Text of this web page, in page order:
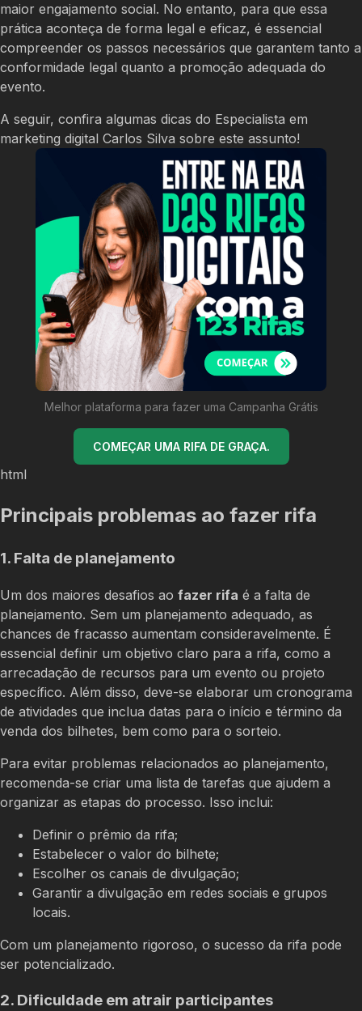
maior engajamento social. No entanto, para que essa
prática aconteça de forma legal e eficaz, é essencial
compreender os passos necessários que garantem tanto a
conformidade legal quanto a promoção adequada do
evento.
A seguir, confira algumas dicas do Especialista em
marketing digital Carlos Silva sobre este assunto!
Melhor plataforma para fazer uma Campanha Grátis
COMEÇAR UMA RIFA DE GRAÇA.
html
Principais problemas ao fazer rifa
1. Falta de planejamento
Um dos maiores desafios ao fazer rifa é a falta de
planejamento. Sem um planejamento adequado, as
chances de fracasso aumentam consideravelmente. É
essencial definir um objetivo claro para a rifa, como a
arrecadação de recursos para um evento ou projeto
específico. Além disso, deve-se elaborar um cronograma
de atividades que inclua datas para o início e término da
venda dos bilhetes, bem como para o sorteio.
Para evitar problemas relacionados ao planejamento,
recomenda-se criar uma lista de tarefas que ajudem a
organizar as etapas do processo. Isso inclui:
Definir o prêmio da rifa;
Estabelecer o valor do bilhete;
Escolher os canais de divulgação;
Garantir a divulgação em redes sociais e grupos
locais.
Com um planejamento rigoroso, o sucesso da rifa pode
ser potencializado.
2. Dificuldade em atrair participantes